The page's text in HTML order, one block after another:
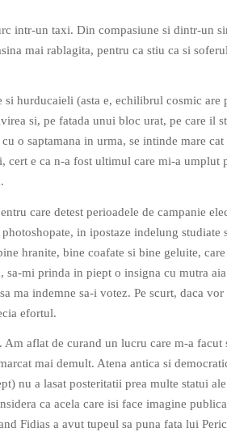
intr-un taxi. Din compasiune si dintr-un
mai rablagita, pentru ca stiu ca si
si hurducaieli (asta e, echilibrul cosmic are
si, pe fatada unui bloc urat, pe care il
o saptamana in urma, se intinde mare
cert e ca n-a fost ultimul care mi-a umplut
care detest perioadele de campanie
in ipostaze indelung studiate
hranite, bine coafate si bine geluite,
sa-mi prinda in piept o insigna cu mutra
ma indemne sa-i votez. Pe scurt, daca vor
efortul.
Am aflat de curand un lucru care m-a facut
mai demult. Atena antica si
nu a lasat posteritatii prea multe statui
ca acela care isi face imagine
Fidias a avut tupeul sa puna fata lui